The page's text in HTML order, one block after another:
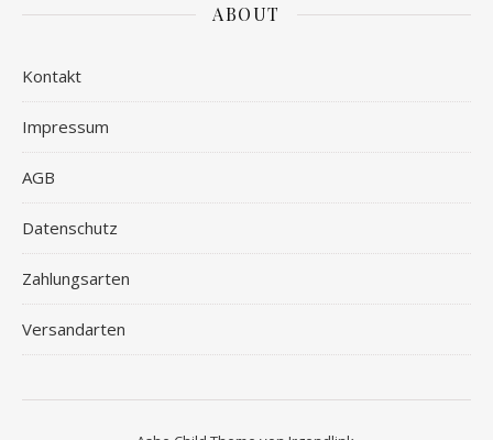
ABOUT
Kontakt
Impressum
AGB
Datenschutz
Zahlungsarten
Versandarten